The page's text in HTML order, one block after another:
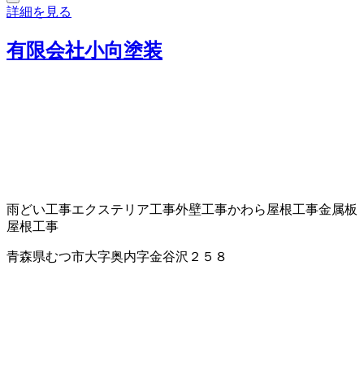
詳細を見る
有限会社小向塗装
雨どい工事エクステリア工事外壁工事かわら屋根工事金属板
屋根工事
青森県むつ市大字奥内字金谷沢２５８